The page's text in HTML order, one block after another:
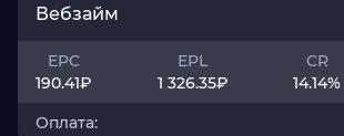
Вебзайм
EPC
190.41₽
EPL
1 326.35₽
CR
14.14%
Оплата: